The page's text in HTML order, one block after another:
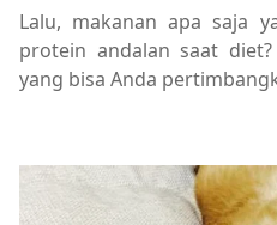
Lalu, makanan apa saja
protein andalan saat
yang bisa Anda